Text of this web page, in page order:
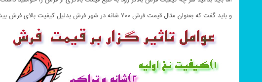
و باید گفت که بعنوان مثال قیمت فرش ۷۰۰ شانه در شهر فرش بدلیل کیفیت بالای فرش بیشتر از سایر جاها خواهد بود.